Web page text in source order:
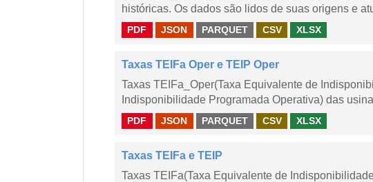
históricas. Os dados são lidos de suas origens e
PDF JSON PARQUET CSV XLSX
Taxas TEIFa Oper e TEIP Oper
Taxas TEIFa_Oper(Taxa Equivalente de
Indisponibilidade Programada Operativa) das
PDF JSON PARQUET CSV XLSX
Taxas TEIFa e TEIP
Taxas TEIFa(Taxa Equivalente de